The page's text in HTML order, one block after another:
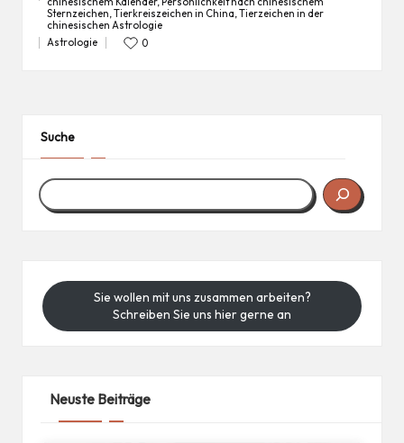
Tags:
Sternzeichen Tierkreiszeichen in China Tierzeichen in der
chinesischen Astrologie
Posted
Astrologie 0
Suche
Sie wollen mit uns zusammen arbeiten?
Schreiben Sie uns hier gerne an
Neuste Beiträge